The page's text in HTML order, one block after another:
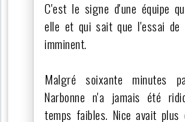
C'est le signe d'une équipe
elle et qui sait que l'essai de
imminent.
Malgré soixante minutes
Narbonne n'a jamais été
temps faibles. Nice avait plus